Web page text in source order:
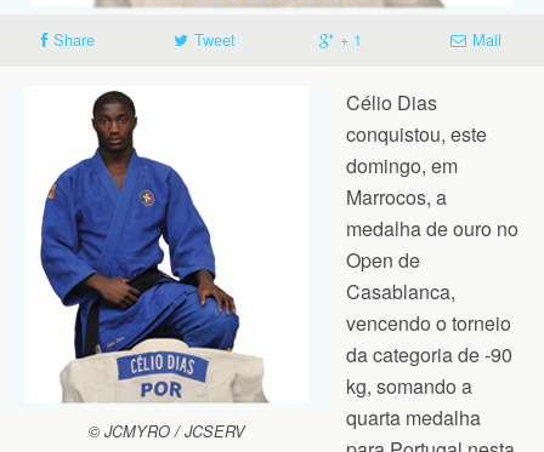
Share Tweet + 1 Mail
© JCMYRO / JCSERV
Célio Dias
conquistou, este
domingo, em
Marrocos, a
medalha de ouro no
Open de
Casablanca,
vencendo o torneio
da categoria de -90
kg, somando a
quarta medalha